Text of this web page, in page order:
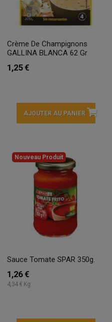
Crème De Champignons
GALLINA BLANCA 62 Gr
1,25 €
AJOUTER AU PANIER
Nouveau Produit
Sauce Tomate SPAR 350g.
1,26 €
4,34 € Kg